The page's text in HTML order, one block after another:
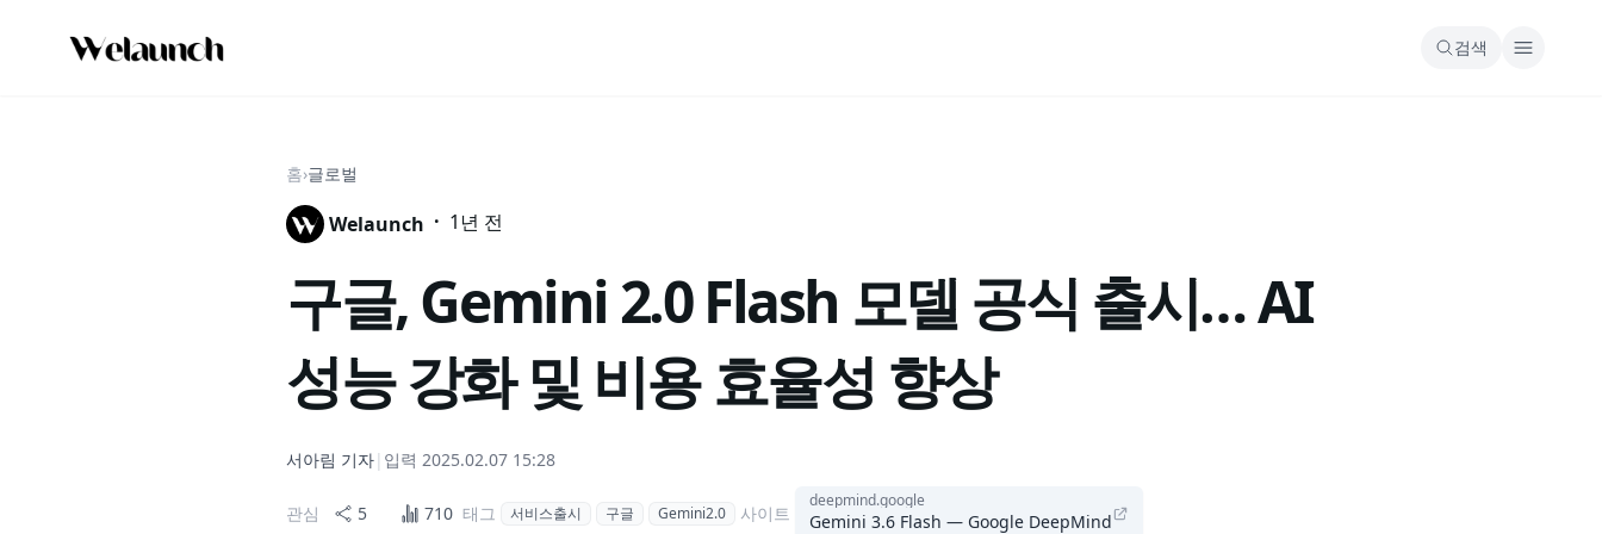
검색
홈›글로벌
Welaunch · 1년 전
구글, Gemini 2.0 Flash 모델 공식 출시… AI
성능 강화 및 비용 효율성 향상
서아림 기자| 입력 2025.02.07 15:28
관심 5 710 태그 서비스출시 구글 Gemini2.0 사이트
deepmind.google
Gemini 3.6 Flash — Google DeepMind